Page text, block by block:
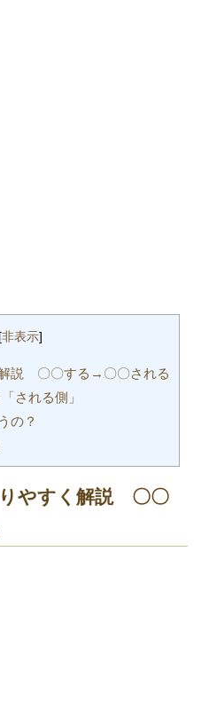
[非表示]
説 〇〇する→〇〇される
される側」
の？
やすく解説 〇〇